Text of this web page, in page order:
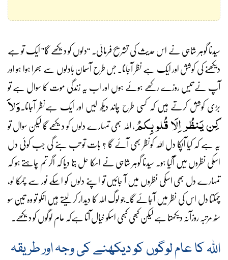
سیدنا گوہر شاہی نے اس حدیث کی تشریح فرمائی۔ “دلوں کو دیکھے گا” ایک تو ہے
دیکھنے کی کوشش اور ایک ہے نظر آجانا۔ جس طرح آسمان بادلوں سے بھرا ہوا ہو اور
آپ نے تیس روزے رکھے ہوئے ہوں اور اب یہ زندگی موت کا سوال ہے تو
بڑی کوشش کرتے ہیں کہ کسی طرح چاند دیکھ لیں اور ایک ہےنظر آجانا۔وَلاَ
کِن یَنظُر اِلَا قُلوبِکمُ، اللہ بھی تمہارے دلوں کو دیکھے گا لیکن سوال تو
یہ ہے کہ کیا آپکا دل اللہ کونظر بھی آئے گا ؟ بات تو تب بنے گی جب کوئی دل
اسکی نظروں میں آگیا ہو۔ سیدنا گوہر شاہی نے اسکا حل بتا دیا کہ اگر تم چاہتے ہو کہ
تمہارے دل بھی اسکی نظروں میں آ جائیں تو اپنے دلوں کو اسکے نور سے چمکا لو،
چمکتا دل اس کی نظر میں آجائے گا۔جو لوگ اللہ کا دیدار کر لیتے ہیں انکو تو وہ تین سو
سٹھ مرتبہ روزآنہ دیکھتا ہے لیکن کبھی کبھی اسکو خیال آتا ہےکہ عام لوگوں کو دیکھے۔
اللہ کا عام لوگوں کو دیکھنے کی وجہ اور طریقہ